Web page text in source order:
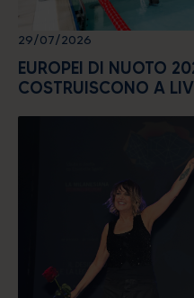
29/07/2026
EUROPEI DI NUOTO
COSTRUISCONO A